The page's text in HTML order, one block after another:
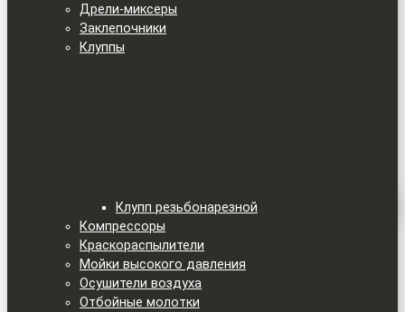
Дрели-миксеры
Заклепочники
Клуппы
Клупп резьбонарезной
Компрессоры
Краскораспылители
Мойки высокого давления
Осушители воздуха
Отбойные молотки